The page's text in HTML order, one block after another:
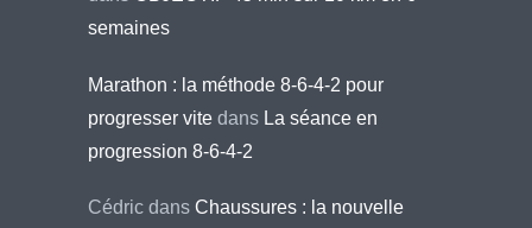
semaines
Marathon : la méthode 8-6-4-2 pour
progresser vite dans La séance en
progression 8-6-4-2
Cédric dans Chaussures : la nouvelle